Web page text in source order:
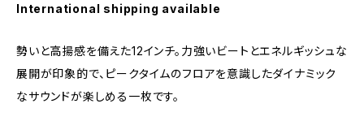
International shipping available
勢いと高揚感を備えた12インチ。力強いビートとエネルギッシュな
展開が印象的で、ピークタイムのフロアを意識したダイナミック
なサウンドが楽しめる一枚です。